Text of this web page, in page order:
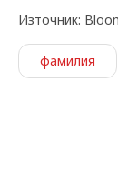
Източник:
фамилия